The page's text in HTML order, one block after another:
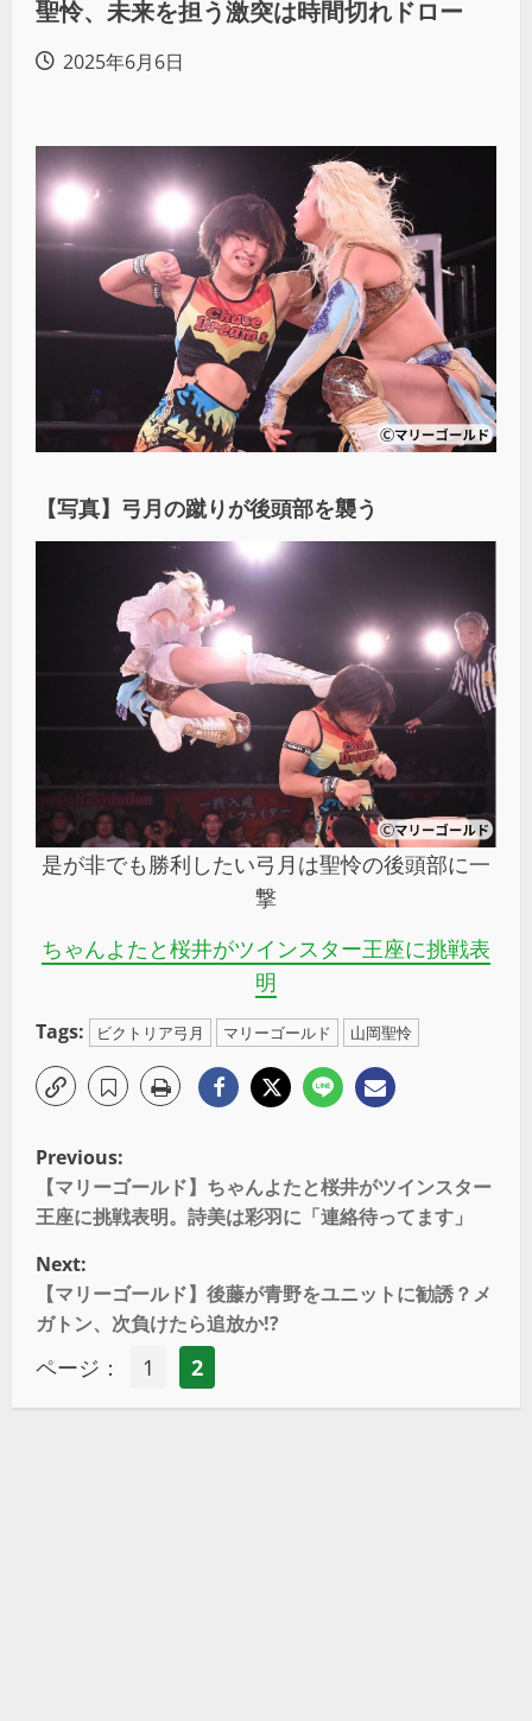
聖怜、未来を担う激突は時間切れドロー
2025年6月6日
【写真】弓月の蹴りが後頭部を襲う
是が非でも勝利したい弓月は聖怜の後頭部に一
撃
ちゃんよたと桜井がツインスター王座に挑戦表
明
Tags: ビクトリア弓月 マリーゴールド 山岡聖怜
Previous:
【マリーゴールド】ちゃんよたと桜井がツインスター
王座に挑戦表明。詩美は彩羽に「連絡待ってます」
Next:
【マリーゴールド】後藤が青野をユニットに勧誘？メ
ガトン、次負けたら追放か!?
ページ： 1 2